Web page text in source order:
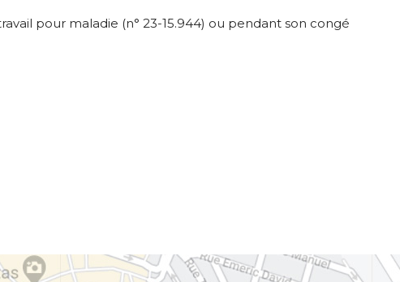
pour maladie (n° 23-15.944) ou pendant son congé